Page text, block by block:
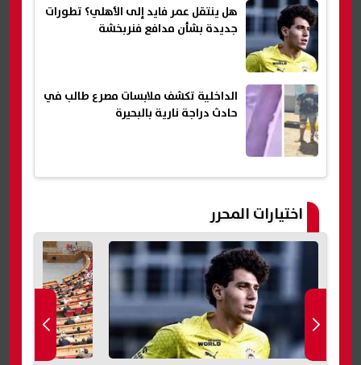
هل ينتقل عمر فايد إلى الأهلي؟ تطورات
جديدة بشأن مدافع فنربخشة
الداخلية تكشف ملابسات مصرع طالب في
حادث دراجة نارية بالبحيرة
اختيارات المحرر